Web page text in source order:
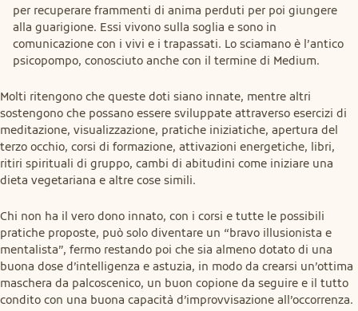
per recuperare frammenti di anima perduti per poi giungere
alla guarigione. Essi vivono sulla soglia e sono in
comunicazione con i vivi e i trapassati. Lo sciamano è l’antico
psicopompo, conosciuto anche con il termine di Medium.
Molti ritengono che queste doti siano innate, mentre altri
sostengono che possano essere sviluppate attraverso esercizi di
meditazione, visualizzazione, pratiche iniziatiche, apertura del
terzo occhio, corsi di formazione, attivazioni energetiche, libri,
ritiri spirituali di gruppo, cambi di abitudini come iniziare una
dieta vegetariana e altre cose simili.
Chi non ha il vero dono innato, con i corsi e tutte le possibili
pratiche proposte, può solo diventare un “bravo illusionista e
mentalista”, fermo restando poi che sia almeno dotato di una
buona dose d’intelligenza e astuzia, in modo da crearsi un’ottima
maschera da palcoscenico, un buon copione da seguire e il tutto
condito con una buona capacità d’improvvisazione all’occorrenza.